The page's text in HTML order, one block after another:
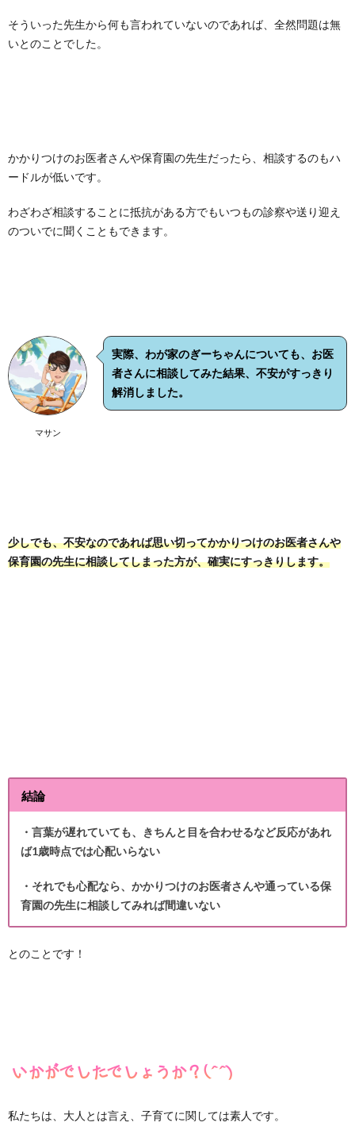
そういった先生から何も言われていないのであれば、全然問題は無
いとのことでした。
かかりつけのお医者さんや保育園の先生だったら、相談するのもハ
ードルが低いです。
わざわざ相談することに抵抗がある方でもいつもの診察や送り迎え
のついでに聞くこともできます。
マサン
実際、わが家のぎーちゃんについても、お医
者さんに相談してみた結果、不安がすっきり
解消しました。
少しでも、不安なのであれば思い切ってかかりつけのお医者さんや
保育園の先生に相談してしまった方が、確実にすっきりします。
結論
・言葉が遅れていても、きちんと目を合わせるなど反応があれ
ば1歳時点では心配いらない
・それでも心配なら、かかりつけのお医者さんや通っている保
育園の先生に相談してみれば間違いない
とのことです！
私たちは、大人とは言え、子育てに関しては素人です。